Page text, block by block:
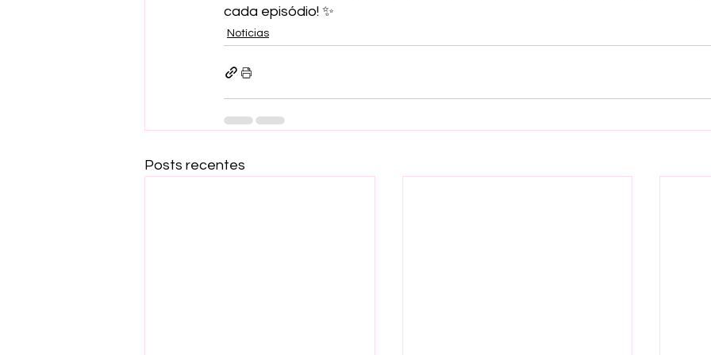
cada episódio! ✨
Notícias
Posts recentes